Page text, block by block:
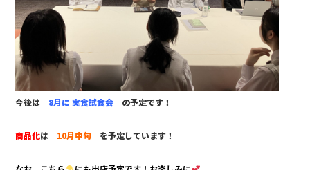
今後は 8月に 実食試食会 の予定です！
商品化は 10月中旬 を予定しています！